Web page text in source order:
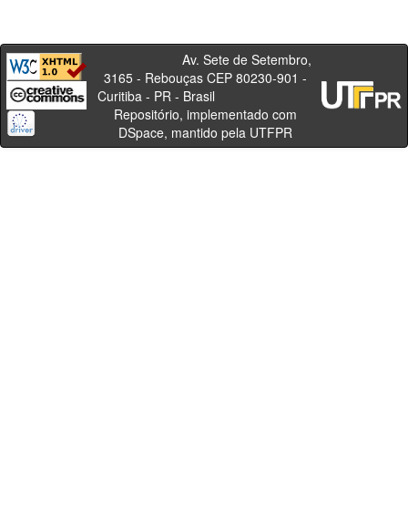
Av. Sete de Setembro,
3165 - Rebouças CEP 80230-901 -
Curitiba - PR - Brasil
Repositório, implementado com
DSpace, mantido pela UTFPR